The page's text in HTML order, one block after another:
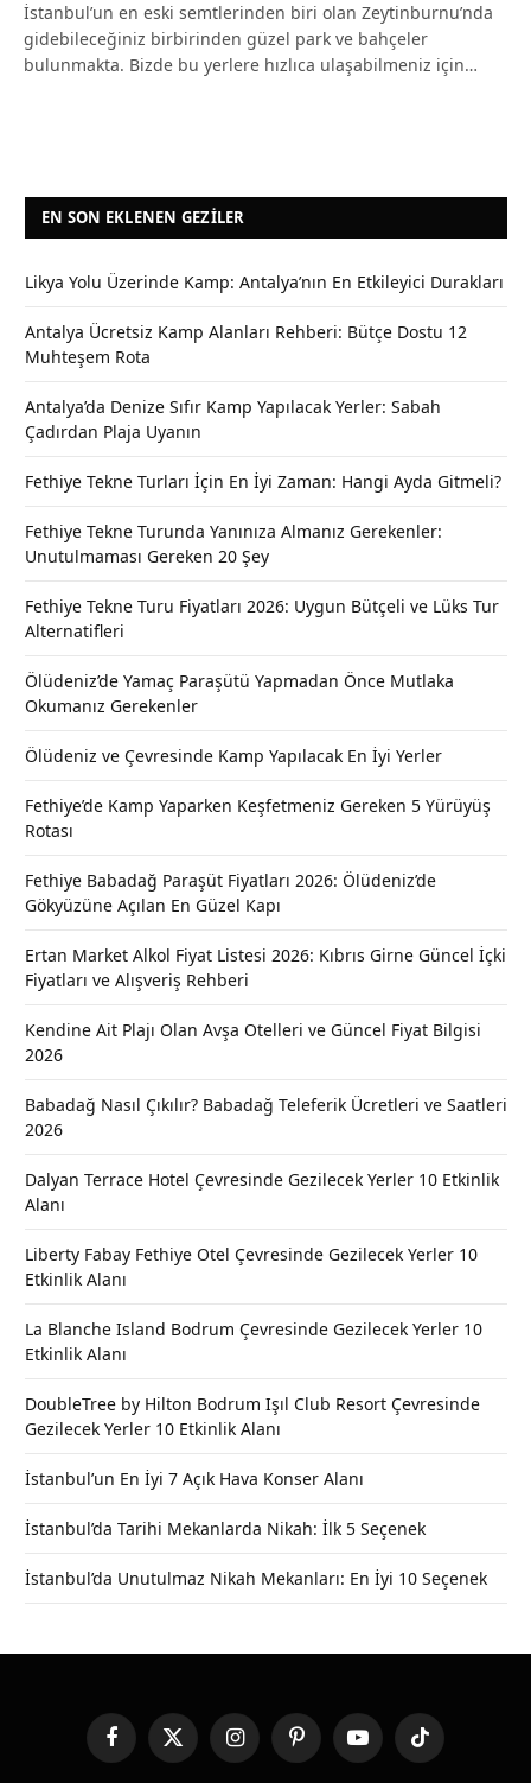
İstanbul’un en eski semtlerinden biri olan Zeytinburnu’nda
gidebileceğiniz birbirinden güzel park ve bahçeler
bulunmakta. Bizde bu yerlere hızlıca ulaşabilmeniz için…
EN SON EKLENEN GEZILER
Likya Yolu Üzerinde Kamp: Antalya’nın En Etkileyici Durakları
Antalya Ücretsiz Kamp Alanları Rehberi: Bütçe Dostu 12
Muhteşem Rota
Antalya’da Denize Sıfır Kamp Yapılacak Yerler: Sabah
Çadırdan Plaja Uyanın
Fethiye Tekne Turları İçin En İyi Zaman: Hangi Ayda Gitmeli?
Fethiye Tekne Turunda Yanınıza Almanız Gerekenler:
Unutulmaması Gereken 20 Şey
Fethiye Tekne Turu Fiyatları 2026: Uygun Bütçeli ve Lüks Tur
Alternatifleri
Ölüdeniz’de Yamaç Paraşütü Yapmadan Önce Mutlaka
Okumanız Gerekenler
Ölüdeniz ve Çevresinde Kamp Yapılacak En İyi Yerler
Fethiye’de Kamp Yaparken Keşfetmeniz Gereken 5 Yürüyüş
Rotası
Fethiye Babadağ Paraşüt Fiyatları 2026: Ölüdeniz’de
Gökyüzüne Açılan En Güzel Kapı
Ertan Market Alkol Fiyat Listesi 2026: Kıbrıs Girne Güncel İçki
Fiyatları ve Alışveriş Rehberi
Kendine Ait Plajı Olan Avşa Otelleri ve Güncel Fiyat Bilgisi
2026
Babadağ Nasıl Çıkılır? Babadağ Teleferik Ücretleri ve Saatleri
2026
Dalyan Terrace Hotel Çevresinde Gezilecek Yerler 10 Etkinlik
Alanı
Liberty Fabay Fethiye Otel Çevresinde Gezilecek Yerler 10
Etkinlik Alanı
La Blanche Island Bodrum Çevresinde Gezilecek Yerler 10
Etkinlik Alanı
DoubleTree by Hilton Bodrum Işıl Club Resort Çevresinde
Gezilecek Yerler 10 Etkinlik Alanı
İstanbul’un En İyi 7 Açık Hava Konser Alanı
İstanbul’da Tarihi Mekanlarda Nikah: İlk 5 Seçenek
İstanbul’da Unutulmaz Nikah Mekanları: En İyi 10 Seçenek
FacebookX
(Twitter)
InstagramPinterestYouTubeTikTok